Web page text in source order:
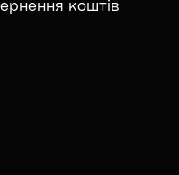
коштів